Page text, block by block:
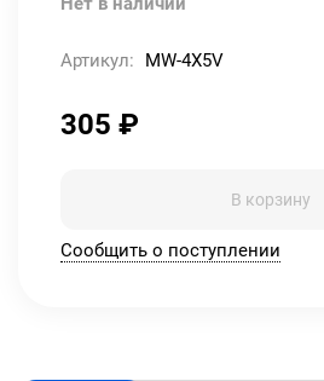
Артикул: MW-4X5V
305 ₽
В корзину
Сообщить о поступлении